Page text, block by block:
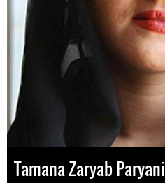
Tamana Zaryab Paryani